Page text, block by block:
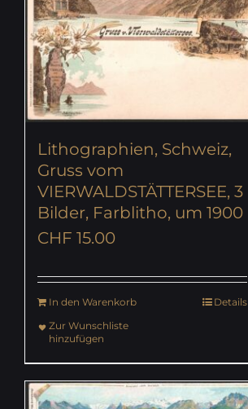
Lithographien, Schweiz,
Gruss vom
VIERWALDSTÄTTERSEE, 3
Bilder, Farblitho, um 1900
CHF 15.00
In den Warenkorb
Details
Zur Wunschliste
hinzufügen